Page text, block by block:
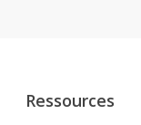
Ressources